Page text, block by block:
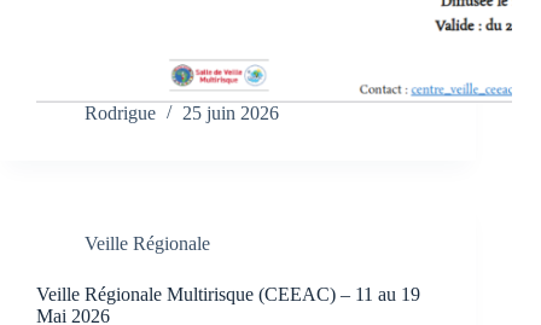
Rodrigue 25 juin 2026
Veille Régionale
Veille Régionale Multirisque (CEEAC) – 11 au 19
Mai 2026